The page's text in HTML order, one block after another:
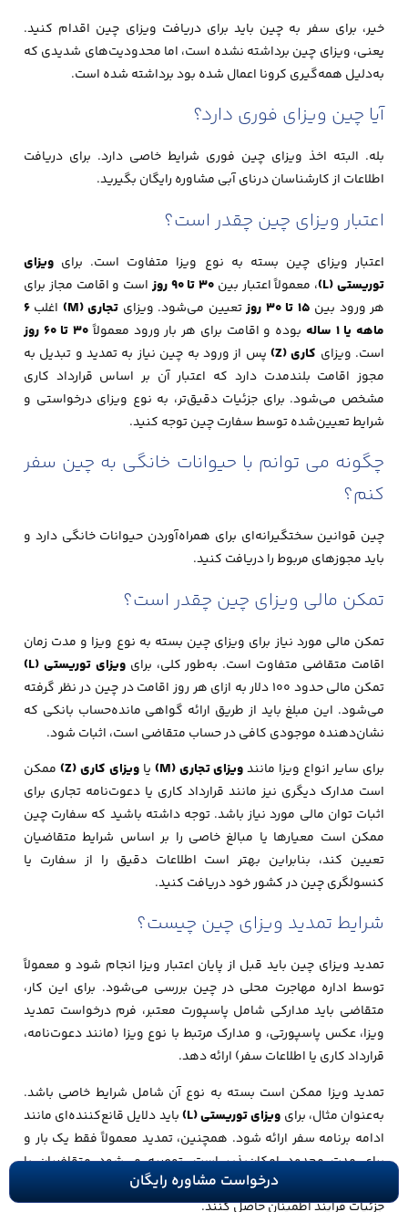
خیر، برای سفر به چین باید برای دریافت ویزای چین اقدام کنید.
یعنی، ویزای چین برداشته نشده است، اما محدودیت‌های شدیدی که
به‌دلیل همه‌گیری کرونا اعمال شده بود برداشته شده است.
آیا چین ویزای فوری دارد؟
بله. البته اخذ ویزای چین فوری شرایط خاصی دارد. برای دریافت
اطلاعات از کارشناسان درنای آبی مشاوره رایگان بگیرید.
اعتبار ویزای چین چقدر است؟
اعتبار ویزای چین بسته به نوع ویزا متفاوت است. برای ویزای
توریستی (L) ، معمولاً اعتبار بین 30 تا 90 روز
است و اقامت مجاز برای
هر ورود بین 15 تا 30 روز تعیین می‌شود. ویزای تجاری (M) اغلب 6
ماهه یا 1 ساله
بوده و اقامت برای هر بار ورود معمولاً30 تا 60 روز
است. ویزای کاری (Z)
پس از ورود به چین نیاز به تمدید و تبدیل به
مجوز اقامت بلندمدت دارد که اعتبار آن بر اساس قرارداد کاری
مشخص می‌شود. برای جزئیات دقیق‌تر، به نوع ویزای درخواستی و
شرایط تعیین‌شده توسط سفارت چین توجه کنید.
چگونه می توانم با حیوانات خانگی به چین سفر
کنم؟
چین قوانین سختگیرانه‌ای برای همراه‌آوردن حیوانات خانگی دارد و
باید مجوزهای مربوط را دریافت کنید.
تمکن مالی ویزای چین چقدر است؟
تمکن مالی مورد نیاز برای ویزای چین بسته به نوع ویزا و مدت زمان
اقامت متقاضی متفاوت است. به‌طور کلی، برایویزای توریستی (L)
تمکن مالی حدود 100 دلار به ازای هر روز اقامت در چین در نظر گرفته
می‌شود. این مبلغ باید از طریق ارائه گواهی مانده‌حساب بانکی که
نشان‌دهنده موجودی کافی در حساب متقاضی است، اثبات شود.
برای سایر انواع ویزا مانندویزای تجاری (M) یاویزای کاری (Z)
ممکن
است مدارک دیگری نیز مانند قرارداد کاری یا دعوت‌نامه تجاری برای
اثبات توان مالی مورد نیاز باشد. توجه داشته باشید که سفارت چین
ممکن است معیارها یا مبالغ خاصی را بر اساس شرایط متقاضیان
تعیین کند، بنابراین بهتر است اطلاعات دقیق را از سفارت یا
کنسولگری چین در کشور خود دریافت کنید.
شرایط تمدید ویزای چین چیست؟
تمدید ویزای چین باید قبل از پایان اعتبار ویزا انجام شود و معمولاً
توسط اداره مهاجرت محلی در چین بررسی می‌شود. برای این کار،
متقاضی باید مدارکی شامل پاسپورت معتبر، فرم درخواست تمدید
ویزا، عکس پاسپورتی، و مدارک مرتبط با نوع ویزا (مانند دعوت‌نامه،
قرارداد کاری یا اطلاعات سفر) ارائه دهد.
تمدید ویزا ممکن است بسته به نوع آن شامل شرایط خاصی باشد.
به‌عنوان مثال، برای ویزای توریستی (L)
باید دلایل قانع‌کننده‌ای مانند
ادامه برنامه سفر ارائه شود. همچنین، تمدید معمولاً فقط یک بار و
برای مدت محدود امکان‌پذیر است. توصیه می‌شود متقاضیان با
مراجعه به ادارات مهاجرت محلی یا مشورت با کارشناسان حقوقی از
جزئیات فرآیند اطمینان حاصل کنند.
درخواست مشاوره رایگان